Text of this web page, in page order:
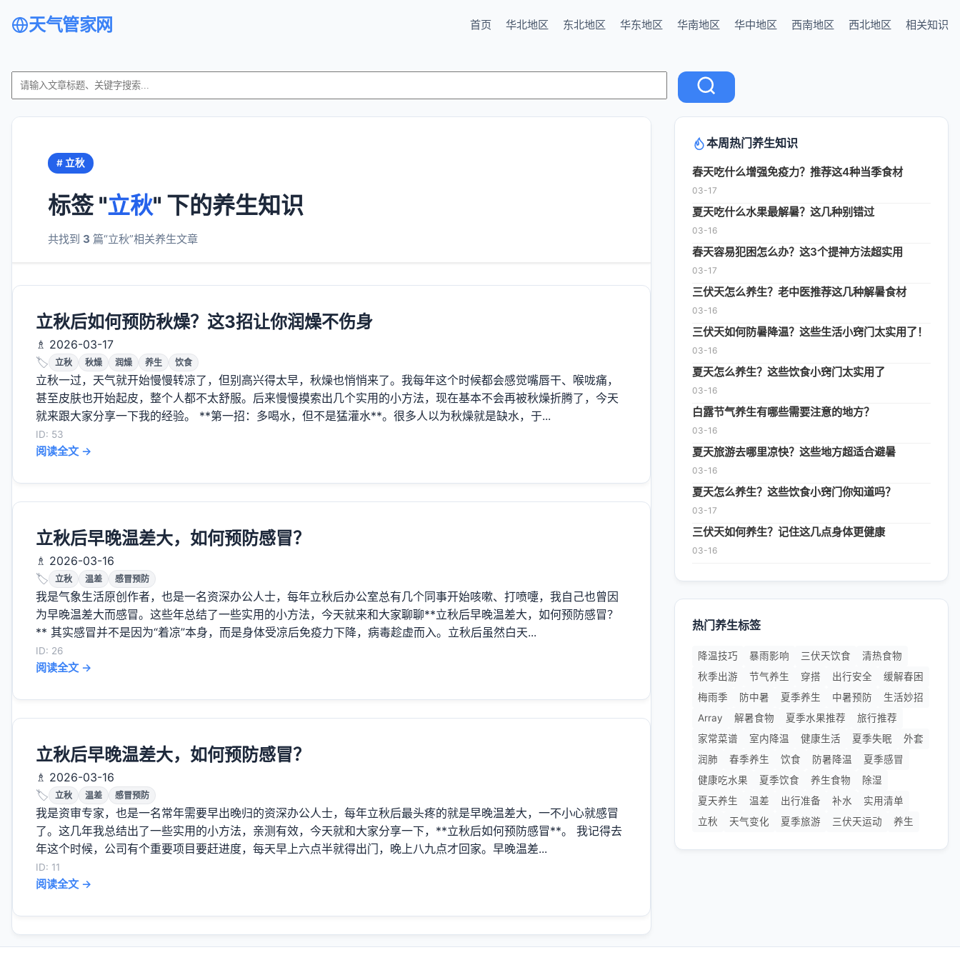
天气管家网 首页 华北地区 东北地区 华东地区 华南地区 华中地区 西南地区 西北地区 相关知识
# 立秋
标签 "立秋" 下的养生知识
共找到 3 篇“立秋”相关养生文章
立秋后如何预防秋燥？这3招让你润燥不伤身
♗ 2026-03-17
🏷️
立秋 秋燥 润燥 养生 饮食
立秋一过，天气就开始慢慢转凉了，但别高兴得太早，秋燥也悄悄来了。我每年这个时候都会感觉嘴唇干、喉咙痛，
甚至皮肤也开始起皮，整个人都不太舒服。后来慢慢摸索出几个实用的小方法，现在基本不会再被秋燥折腾了，今天
就来跟大家分享一下我的经验。 **第一招：多喝水，但不是猛灌水**。很多人以为秋燥就是缺水，于...
ID: 53
阅读全文 →
立秋后早晚温差大，如何预防感冒？
♗ 2026-03-16
🏷️
立秋 温差 感冒预防
我是气象生活原创作者，也是一名资深办公人士，每年立秋后办公室总有几个同事开始咳嗽、打喷嚏，我自己也曾因
为早晚温差大而感冒。这些年总结了一些实用的小方法，今天就来和大家聊聊**立秋后早晚温差大，如何预防感冒？
** 其实感冒并不是因为“着凉”本身，而是身体受凉后免疫力下降，病毒趁虚而入。立秋后虽然白天...
ID: 26
阅读全文 →
立秋后早晚温差大，如何预防感冒？
♗ 2026-03-16
🏷️
立秋 温差 感冒预防
我是资审专家，也是一名常年需要早出晚归的资深办公人士，每年立秋后最头疼的就是早晚温差大，一不小心就感冒
了。这几年我总结出了一些实用的小方法，亲测有效，今天就和大家分享一下，**立秋后如何预防感冒**。 我记得去
年这个时候，公司有个重要项目要赶进度，每天早上六点半就得出门，晚上八九点才回家。早晚温差...
ID: 11
阅读全文 →
本周热门养生知识
春天吃什么增强免疫力？推荐这4种当季食材
03-17
夏天吃什么水果最解暑？这几种别错过
03-16
春天容易犯困怎么办？这3个提神方法超实用
03-17
三伏天怎么养生？老中医推荐这几种解暑食材
03-16
三伏天如何防暑降温？这些生活小窍门太实用了！
03-16
夏天怎么养生？这些饮食小窍门太实用了
03-16
白露节气养生有哪些需要注意的地方？
03-16
夏天旅游去哪里凉快？这些地方超适合避暑
03-16
夏天怎么养生？这些饮食小窍门你知道吗？
03-17
三伏天如何养生？记住这几点身体更健康
03-16
热门养生标签
降温技巧 暴雨影响 三伏天饮食
清热食物
秋季出游
节气养生 穿搭 出行安全
缓解春困
梅雨季
防中暑 夏季养生 中暑预防
生活妙招
Array
解暑食物 夏季水果推荐
旅行推荐
家常菜谱
室内降温 健康生活 夏季失眠
外套
润肺
春季养生 饮食 防暑降温
夏季感冒
健康吃水果
夏季饮食 养生食物
除湿
夏天养生
温差 出行准备 补水
实用清单
立秋
天气变化 夏季旅游 三伏天运动 养生